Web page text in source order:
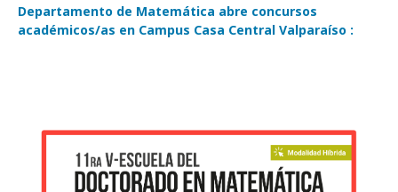
Departamento de Matemática abre concursos
académicos/as en Campus Casa Central Valparaíso :